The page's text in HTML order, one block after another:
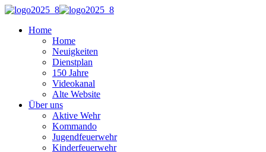
Home
Home
Neuigkeiten
Dienstplan
150 Jahre
Videokanal
Alte Website
Über uns
Aktive Wehr
Kommando
Jugendfeuerwehr
Kinderfeuerwehr